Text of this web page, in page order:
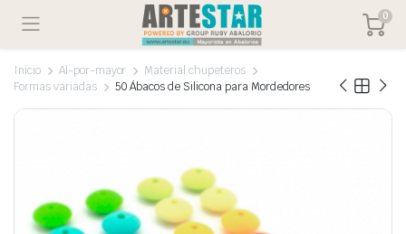
0
Inicio Al-por-mayor
Material chupeteros
Formas variadas
50 Ábacos de Silicona para Mordedores